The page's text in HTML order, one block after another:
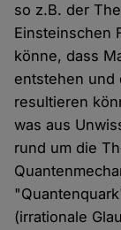
so z.B. der
Einsteinschen
könne, dass
entstehen und
resultieren
was aus
rund um die
(irrationale